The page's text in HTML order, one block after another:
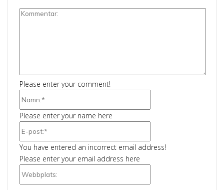
Kommentar:
Please enter your comment!
Please enter your name here
You have entered an incorrect email address!
Please enter your email address here